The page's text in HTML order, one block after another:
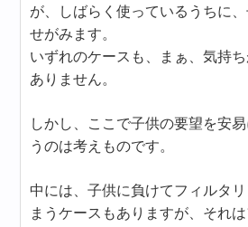
が、しばらく使っているうちに
せがみます。
いずれのケースも、まぁ、気持
ありません。
しかし、ここで子供の要望を安
うのは考えものです。
中には、子供に負けてフィルタ
まうケースもありますが、それ